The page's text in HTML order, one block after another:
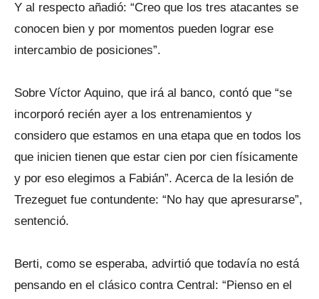
Y al respecto añadió: “Creo que los tres atacantes se
conocen bien y por momentos pueden lograr ese
intercambio de posiciones”.
Sobre Víctor Aquino, que irá al banco, contó que “se
incorporó recién ayer a los entrenamientos y
considero que estamos en una etapa que en todos los
que inicien tienen que estar cien por cien físicamente
y por eso elegimos a Fabián”. Acerca de la lesión de
Trezeguet fue contundente: “No hay que apresurarse”,
sentenció.
Berti, como se esperaba, advirtió que todavía no está
pensando en el clásico contra Central: “Pienso en el